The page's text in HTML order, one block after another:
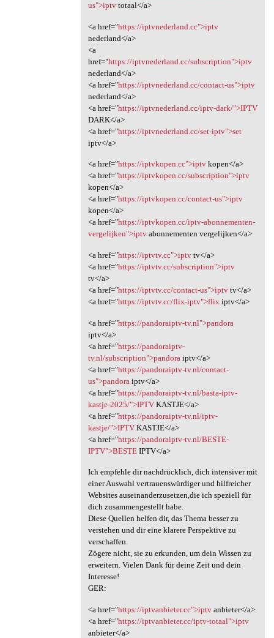
us">iptvtotaal</a>
<a href="https://iptvnederland.cc">iptv
nederland</a>
<a
href="https://iptvnederland.cc/subscription">iptv
nederland</a>
<a href="https://iptvnederland.cc/contact-us">iptv
nederland</a>
<a href="https://iptvnederland.cc/iptv-dark/">IPTV
DARK</a>
<a href="https://iptvnederland.cc/set-iptv">set
iptv</a>
<a href="https://iptvkopen.cc">iptvkopen</a>
<a href="https://iptvkopen.cc/subscription">iptv
kopen</a>
<a href="https://iptvkopen.cc/contact-us">iptv
kopen</a>
<a href="https://iptvkopen.cc/iptv-abonnementen-
vergelijken">iptvabonnementen vergelijken</a>
<a href="https://iptvtv.cc">iptvtv</a>
<a href="https://iptvtv.cc/subscription">iptv
tv</a>
<a href="https://iptvtv.cc/contact-us">iptvtv</a>
<a href="https://iptvtv.cc/flix-iptv">flix iptv</a>
<a href="https://pandoraiptv-tv.nl">pandora
iptv</a>
<a href="https://pandoraiptv-
tv.nl/subscription">pandora iptv</a>
<a href="https://pandoraiptv-tv.nl/contact-
us">pandora iptv</a>
<a href="https://pandoraiptv-tv.nl/basta-iptv-
kastje-2025/">IPTVKASTJE</a>
<a href="https://pandoraiptv-tv.nl/iptv-
kastje/">IPTVKASTJE</a>
<a href="https://pandoraiptv-tv.nl/BESTE-
IPTV">BESTEIPTV</a>
Ich empfehle dir nachdrücklich, dich intensiver mit
einer Auswahl vertrauenswürdiger und hilfreicher
Websites auseinanderzusetzen,die ich speziell für
dich zusammengestellt habe.
Diese Quellen helfen dir, das Thema besser zu
verstehen und dir eine klarere Perspektive zu
verschaffen.
Zögere nicht, sie zu erkunden, um dein Wissen zu
erweitern. Vielen Dank für deine Zeit und dein
Interesse!
GER:
<a href="https://iptvanbieter.cc">iptvanbieter</a>
<a href="https://iptvanbieter.cc/iptv-totaal">iptv
anbieter</a>